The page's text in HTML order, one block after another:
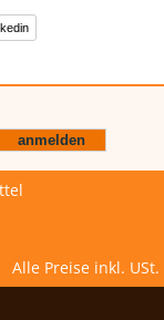
Alle Preise inkl. USt.